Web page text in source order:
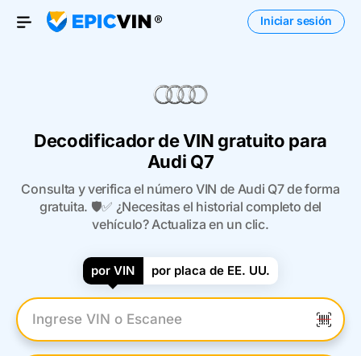
Open Menu
Iniciar sesión
Decodificador de VIN gratuito para
Audi Q7
Consulta y verifica el número VIN de Audi Q7 de forma
gratuita. 🛡️✅ ¿Necesitas el historial completo del
vehículo? Actualiza en un clic.
por VIN por placa de EE. UU.
Introduzca el VIN